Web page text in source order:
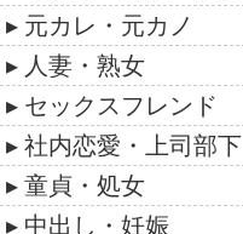
元カレ・元カノ
人妻・熟女
セックスフレンド
社内恋愛・上司部下
童貞・処女
中出し・妊娠